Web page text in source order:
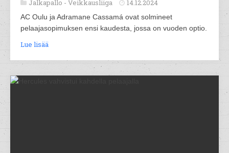
Jalkapallo - Veikkausliiga 14.12.2024
AC Oulu ja Adramane Cassamá ovat solmineet
pelaajasopimuksen ensi kaudesta, jossa on vuoden optio.
Lue lisää